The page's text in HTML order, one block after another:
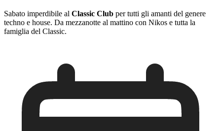
Sabato imperdibile al Classic Club per tutti gli amanti del genere
techno e house. Da mezzanotte al mattino con Nikos e tutta la
famiglia del Classic.